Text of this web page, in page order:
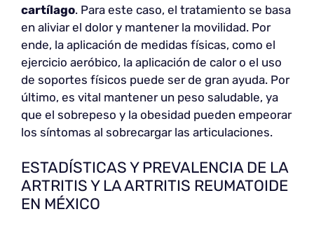
cartílago. Para este caso, el tratamiento se basa
en aliviar el dolor y mantener la movilidad. Por
ende, la aplicación de medidas físicas, como el
ejercicio aeróbico, la aplicación de calor o el uso
de soportes físicos puede ser de gran ayuda. Por
último, es vital mantener un peso saludable, ya
que el sobrepeso y la obesidad pueden empeorar
los síntomas al sobrecargar las articulaciones.
ESTADÍSTICAS Y PREVALENCIA DE LA
ARTRITIS Y LA ARTRITIS REUMATOIDE
EN MÉXICO